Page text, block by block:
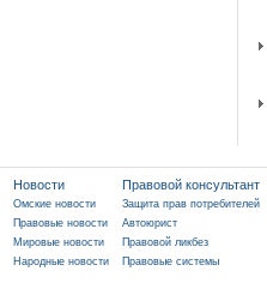
Новости Правовой консультант
Омские новости Защита прав потребителей
Правовые новости
Автоюрист
Мировые новости
Правовой ликбез
Народные новости
Правовые системы